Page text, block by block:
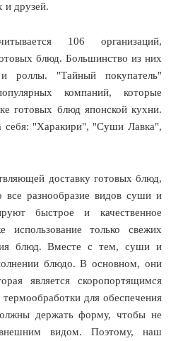
и друзей.
106 организаций,
блюд. Большинство из них
"Тайный покупатель"
компаний, которые
готовых блюд японской кухни.
себя: "Харакири", "Суши Лавка",
доставку готовых блюд,
все разнообразие видов суши и
быстрое и качественное
использование только свежих
блюд. Вместе с тем, суши и
блюдо. В основном, они
является скоропортящимся
для обеспечения
держать форму, чтобы не
видом. Поэтому, наш